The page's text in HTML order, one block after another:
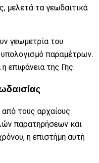
μελετά τα γεωδαιτικά
γεωμετρία του
υπολογισμό παραμέτρων.
επιφάνεια της Γης.
τους αρχαίους
παρατηρήσεων και
η επιστήμη αυτή